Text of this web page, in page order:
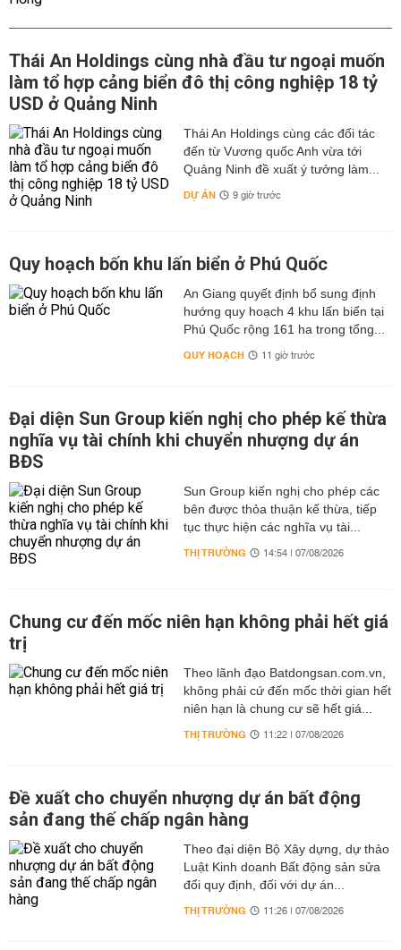
Thái An Holdings cùng nhà đầu tư ngoại muốn
làm tổ hợp cảng biển đô thị công nghiệp 18 tỷ
USD ở Quảng Ninh
Thái An Holdings cùng các đối tác
đến từ Vương quốc Anh vừa tới
Quảng Ninh đề xuất ý tưởng làm...
DỰ ÁN 9 giờ trước
Quy hoạch bốn khu lấn biển ở Phú Quốc
An Giang quyết định bổ sung định
hướng quy hoạch 4 khu lấn biển tại
Phú Quốc rộng 161 ha trong tổng...
QUY HOẠCH 11 giờ trước
Đại diện Sun Group kiến nghị cho phép kế thừa
nghĩa vụ tài chính khi chuyển nhượng dự án
BĐS
Sun Group kiến nghị cho phép các
bên được thỏa thuận kế thừa, tiếp
tục thực hiện các nghĩa vụ tài...
THỊ TRƯỜNG 14:54 | 07/08/2026
Chung cư đến mốc niên hạn không phải hết giá
trị
Theo lãnh đạo Batdongsan.com.vn,
không phải cứ đến mốc thời gian hết
niên hạn là chung cư sẽ hết giá...
THỊ TRƯỜNG 11:22 | 07/08/2026
Đề xuất cho chuyển nhượng dự án bất động
sản đang thế chấp ngân hàng
Theo đại diện Bộ Xây dựng, dự thảo
Luật Kinh doanh Bất động sản sửa
đổi quy định, đối với dự án...
THỊ TRƯỜNG 11:26 | 07/08/2026